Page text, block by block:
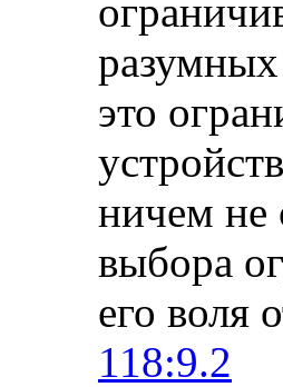
это
ничем не
выбора
его воля
118:9.2